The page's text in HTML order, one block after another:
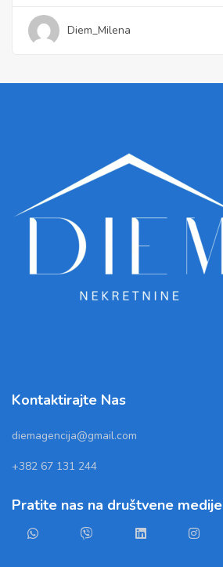
Diem_Milena
Kontaktirajte Nas
diemagencija@gmail.com
+382 67 131 244
Pratite nas na društvene medije